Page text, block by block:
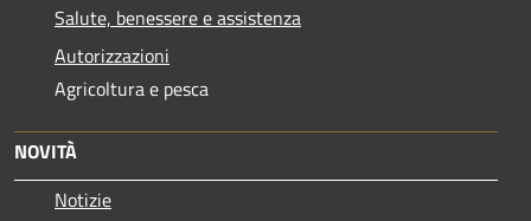
Salute, benessere e assistenza
Autorizzazioni
Agricoltura e pesca
NOVITÀ
Notizie